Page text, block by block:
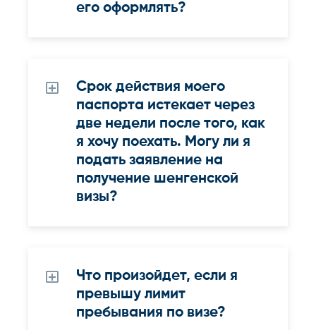
его оформлять?
Срок действия моего
паспорта истекает через
две недели после того, как
я хочу поехать. Могу ли я
подать заявление на
получение шенгенской
визы?
Что произойдет, если я
превышу лимит
пребывания по визе?